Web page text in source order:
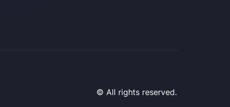
© All rights reserved.